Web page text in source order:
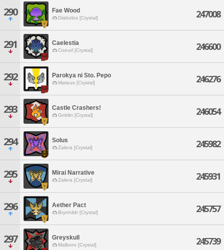
290 Fae Wood
Diabolos [Crystal] 247008
291 Caelestia
Coeurl [Crystal] 246600
292 Parokya ni Sto. Pepo
Mateus [Crystal] 246276
293 Castle Crashers!
Goblin [Crystal] 246054
294 Solus
Zalera [Crystal] 245982
295 Mirai Narrative
Zalera [Crystal] 245931
296 Aether Pact
Brynhildr [Crystal] 245757
297 Greyskull
Malboro [Crystal] 245739